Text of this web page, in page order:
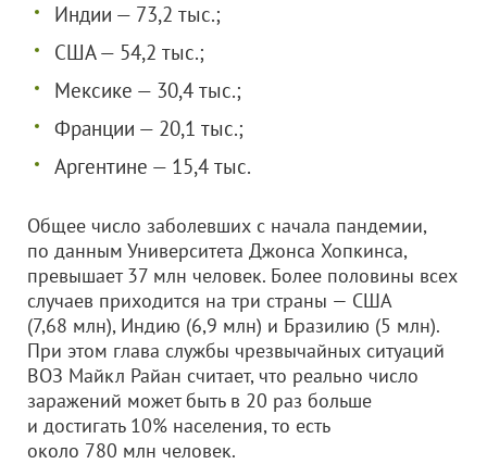
Индии — 73,2 тыс.;
США — 54,2 тыс.;
Мексике — 30,4 тыс.;
Франции — 20,1 тыс.;
Аргентине — 15,4 тыс.
Общее число заболевших с начала пандемии,
по данным Университета Джонса Хопкинса,
превышает 37 млн человек. Более половины всех
случаев приходится на три страны — США
(7,68 млн), Индию (6,9 млн) и Бразилию (5 млн).
При этом глава службы чрезвычайных ситуаций
ВОЗ Майкл Райан считает, что реально число
заражений может быть в 20 раз больше
и достигать 10% населения, то есть
около 780 млн человек.